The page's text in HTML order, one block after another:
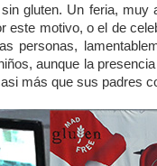
gluten. Un feria, muy
este motivo, o el de
personas,
aunque la
más que sus padres